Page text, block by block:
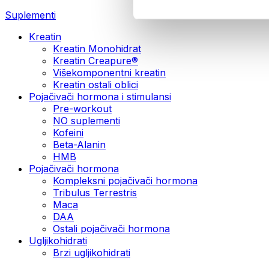
Suplementi
Kreatin
Kreatin Monohidrat
Kreatin Creapure®
Višekomponentni kreatin
Kreatin ostali oblici
Pojačivači hormona i stimulansi
Pre-workout
NO suplementi
Kofeini
Beta-Alanin
HMB
Pojačivači hormona
Kompleksni pojačivači hormona
Tribulus Terrestris
Maca
DAA
Ostali pojačivači hormona
Ugljikohidrati
Brzi ugljikohidrati